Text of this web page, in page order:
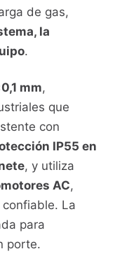
de gas,
la
.
mm,
que
con
IP55 en
, y utiliza
AC,
La
para
porte.